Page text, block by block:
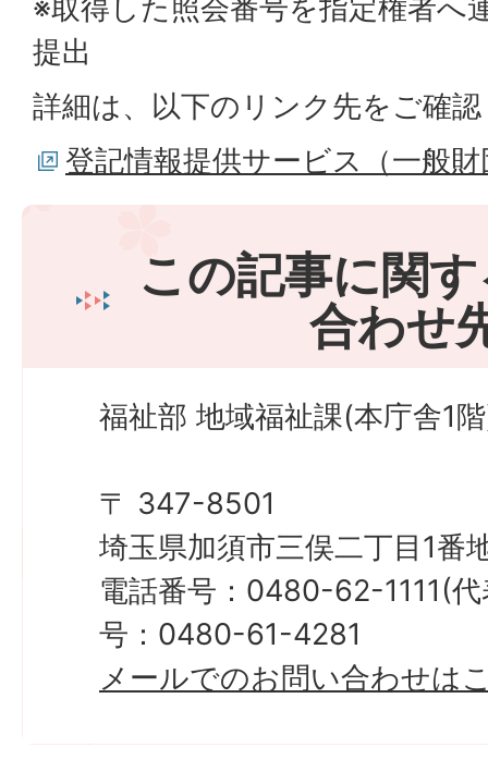
※取得した照会番号を指定権者へ
提出
詳細は、以下のリンク先をご確
登記情報提供サービス（一般
この記事に関
合わせ
福祉部 地域福祉課(本庁舎1
〒 347-8501
埼玉県加須市三俣二丁目1番
電話番号：0480-62-1111(
号：0480-61-4281
メールでのお問い合わせは